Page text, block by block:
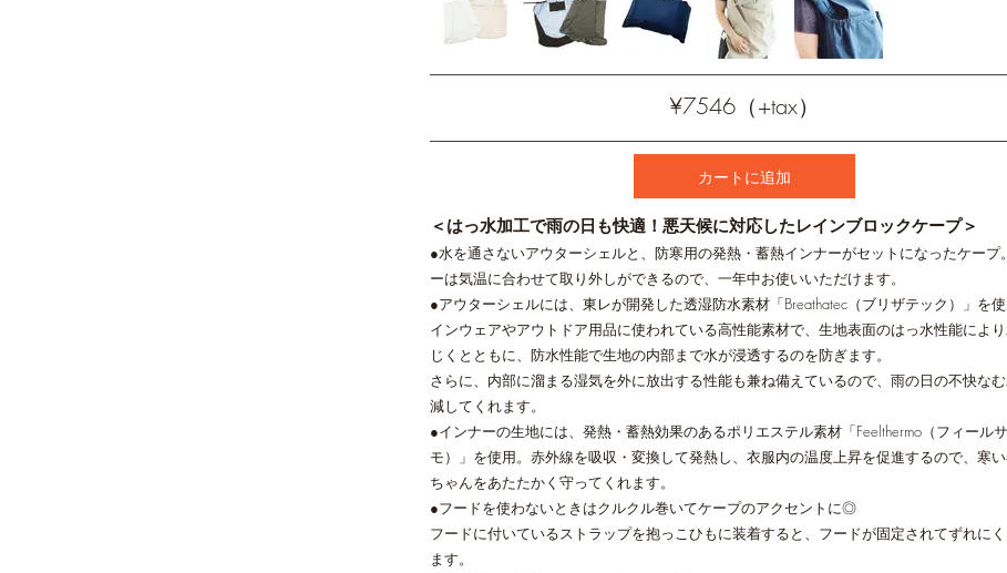
¥7546（+tax）
カートに追加
＜はっ水加工で雨の日も快適！悪天候に対応したレインブロックケープ＞
●水を通さないアウターシェルと、防寒用の発熱・蓄熱インナーがセットになったケープ
ーは気温に合わせて取り外しができるので、一年中お使いいただけます。
●アウターシェルには、東レが開発した透湿防水素材「Breathatec（ブリザテック）」を
インウェアやアウトドア用品に使われている高性能素材で、生地表面のはっ水性能によ
じくとともに、防水性能で生地の内部まで水が浸透するのを防ぎます。
さらに、内部に溜まる湿気を外に放出する性能も兼ね備えているので、雨の日の不快な
減してくれます。
●インナーの生地には、発熱・蓄熱効果のあるポリエステル素材「Feelthermo（フィール
モ）」を使用。赤外線を吸収・変換して発熱し、衣服内の温度上昇を促進するので、寒
ちゃんをあたたかく守ってくれます。
●フードを使わないときはクルクル巻いてケープのアクセントに◎
フードに付いているストラップを抱っこひもに装着すると、フードが固定されてずれにく
ます。